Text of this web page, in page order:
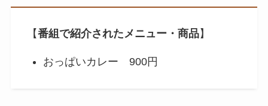
【番組で紹介されたメニュー・商品】
おっぱいカレー 900円